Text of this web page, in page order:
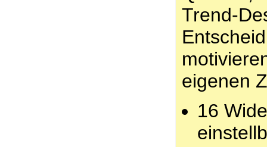
Trend-
eigenen
16